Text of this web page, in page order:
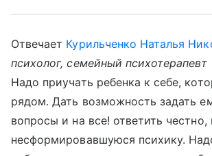
Отвечает Курильченко Наталья
психолог, семейный психотерапевт
Надо приучать ребенка к себе,
рядом. Дать возможность задать
вопросы и на все! ответить
несформировавшуюся психику.